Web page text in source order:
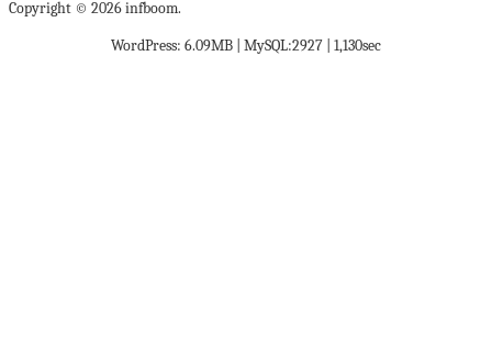
Copyright © 2026 infboom.
WordPress: 6.09MB | MySQL:2927 | 1,130sec